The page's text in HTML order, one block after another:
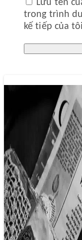
Lưu tên
trong trình
kế tiếp của